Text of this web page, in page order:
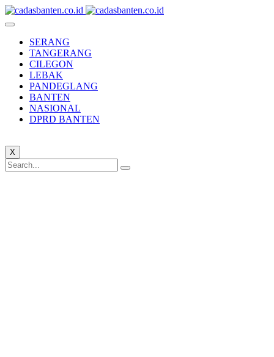
SERANG
TANGERANG
CILEGON
LEBAK
PANDEGLANG
BANTEN
NASIONAL
DPRD BANTEN
X